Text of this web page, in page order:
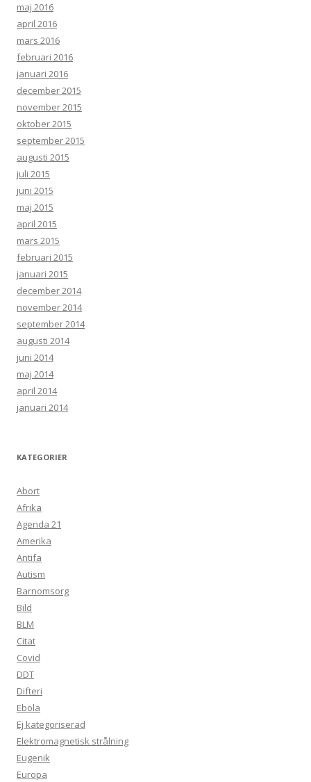
maj 2016
april 2016
mars 2016
februari 2016
januari 2016
december 2015
november 2015
oktober 2015
september 2015
augusti 2015
juli 2015
juni 2015
maj 2015
april 2015
mars 2015
februari 2015
januari 2015
december 2014
november 2014
september 2014
augusti 2014
juni 2014
maj 2014
april 2014
januari 2014
KATEGORIER
Abort
Afrika
Agenda 21
Amerika
Antifa
Autism
Barnomsorg
Bild
BLM
Citat
Covid
DDT
Difteri
Ebola
Ej kategoriserad
Elektromagnetisk strålning
Eugenik
Europa